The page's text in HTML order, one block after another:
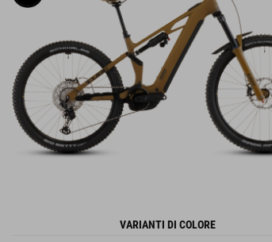
VARIANTI DI COLORE